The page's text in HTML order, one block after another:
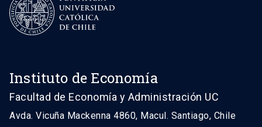
Instituto de Economía
Facultad de Economía y Administración UC
Avda. Vicuña Mackenna 4860, Macul. Santiago, Chile